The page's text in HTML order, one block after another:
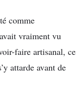
comme
vraiment vu
faire artisanal, ce
attarde avant de